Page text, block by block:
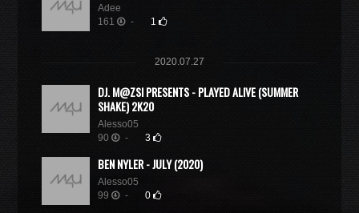
Adee
161
- 1
2020.07.27
DJ. M@ZSI PRESENTS - PLAYED ALIVE (SUMMER
SHAKE) 2K20
Alesso05
90
- 3
BEN NYLER - JULY (2020)
Alesso05
99
- 0